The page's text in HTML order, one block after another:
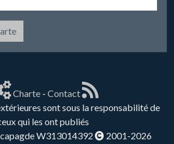
Charte- Contact
sont sous la responsabilité de
qui les ont publiés
W313014392
2001-2026